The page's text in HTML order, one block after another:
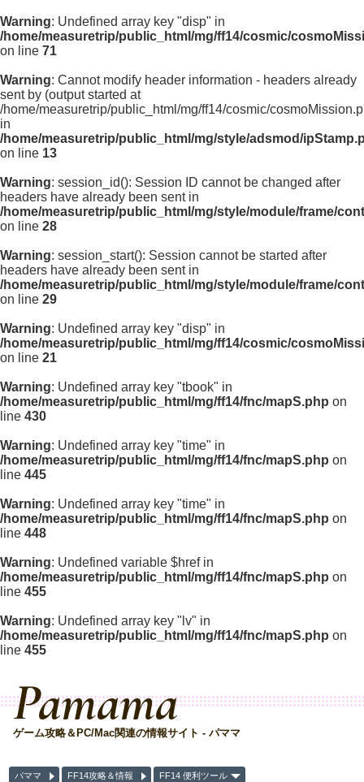
Warning: Undefined array key "disp" in
/home/measuretrip/public_html/mg/ff14/cosmic/
on line 71
Warning: Cannot modify header information - headers already
sent by (output started at
/home/measuretrip/public_html/mg/ff14/cosmic/
in
/home/measuretrip/public_html/mg/style/adsmod/
on line 13
Warning: session_id(): Session ID cannot be changed after
headers have already been sent in
/home/measuretrip/public_html/mg/style/module/frame/
on line 28
Warning: session_start(): Session cannot be started after
headers have already been sent in
/home/measuretrip/public_html/mg/style/module/frame/
on line 29
Warning: Undefined array key "disp" in
/home/measuretrip/public_html/mg/ff14/cosmic/
on line 21
Warning: Undefined array key "tbook" in
/home/measuretrip/public_html/mg/ff14/fnc/mapS.php on
line 430
Warning: Undefined array key "time" in
/home/measuretrip/public_html/mg/ff14/fnc/mapS.php on
line 445
Warning: Undefined array key "time" in
/home/measuretrip/public_html/mg/ff14/fnc/mapS.php on
line 448
Warning: Undefined variable $href in
/home/measuretrip/public_html/mg/ff14/fnc/mapS.php on
line 455
Warning: Undefined array key "lv" in
/home/measuretrip/public_html/mg/ff14/fnc/mapS.php on
line 455
Pamama
ゲーム攻略＆PC/Mac関連の情報サイト - パママ
パママ FF14攻略＆情報 FF14 便利ツール